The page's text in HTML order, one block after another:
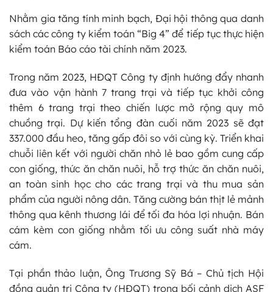
Nhằm gia tăng tính minh bạch, Đại hội thông qua danh
sách các công ty kiểm toán “Big 4” để tiếp tục thực hiện
kiểm toán Báo cáo tài chính năm 2023.
Trong năm 2023, HĐQT Công ty định hướng đẩy nhanh
đưa vào vận hành 7 trang trại và tiếp tục khởi công
thêm 6 trang trại theo chiến lược mở rộng quy mô
chuồng trại. Dự kiến tổng đàn cuối năm 2023 sẽ đạt
337.000 đầu heo, tăng gấp đôi so với cùng kỳ. Triển khai
chuỗi liên kết với người chăn nhỏ lẻ bao gồm cung cấp
con giống, thức ăn chăn nuôi, hỗ trợ thức ăn chăn nuôi,
an toàn sinh học cho các trang trại và thu mua sản
phẩm của người nông dân. Tăng cường bán thịt lẻ mảnh
thông qua kênh thương lái để tối đa hóa lợi nhuận. Bán
cám kèm con giống nhằm tối ưu công suất nhà máy
cám.
Tại phần thảo luận, Ông Trương Sỹ Bá – Chủ tịch Hội
đồng quản trị Công ty (HĐQT) trong bối cảnh dịch ASF